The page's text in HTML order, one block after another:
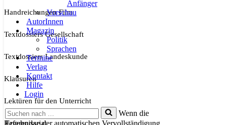
Anfänger
Vorschau
AutorInnen
Magazin
Politik
Sprachen
Termine
Verlag
Kontakt
Hilfe
Login
Suchen
nach …
Wenn die
Ergebnisse der automatischen Vervollständigung
Handreichungen Film
Textdossiers Gesellschaft
Textdossiers Landeskunde
Klausuren
Lektüren für den Unterricht
Referendariat